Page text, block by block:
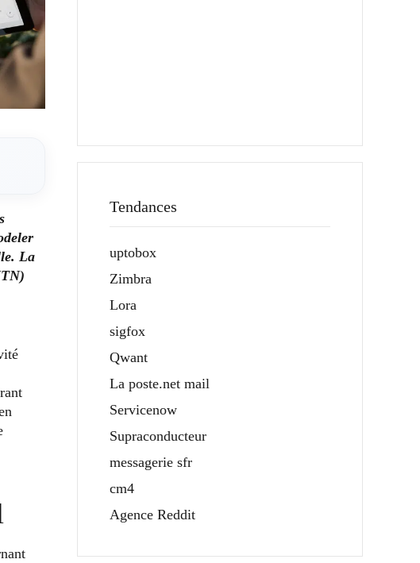
La
Tendances
uptobox
Zimbra
Lora
sigfox
Qwant
La poste.net mail
Servicenow
Supraconducteur
messagerie sfr
cm4
Agence Reddit